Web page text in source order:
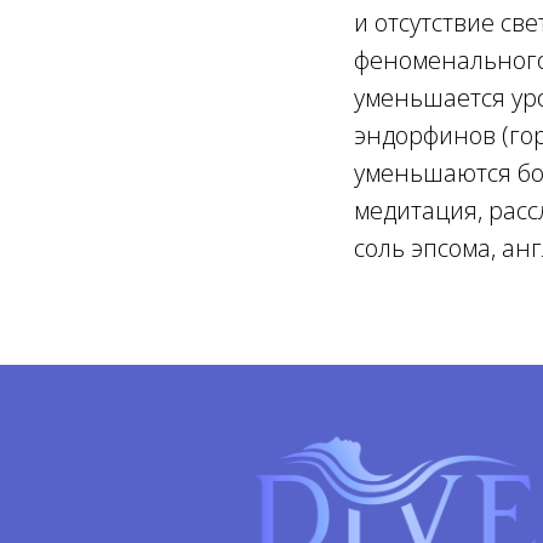
и отсутствие
уменьшается
эндорфинов
уменьшаются
медитация,
соль эпсома,